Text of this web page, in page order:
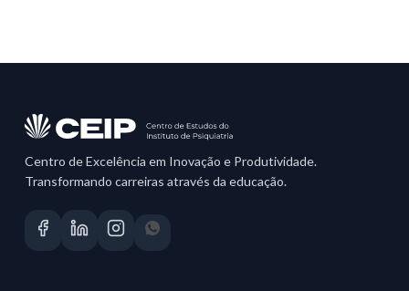
Centro de Excelência em Inovação e Produtividade.
Transformando carreiras através da educação.